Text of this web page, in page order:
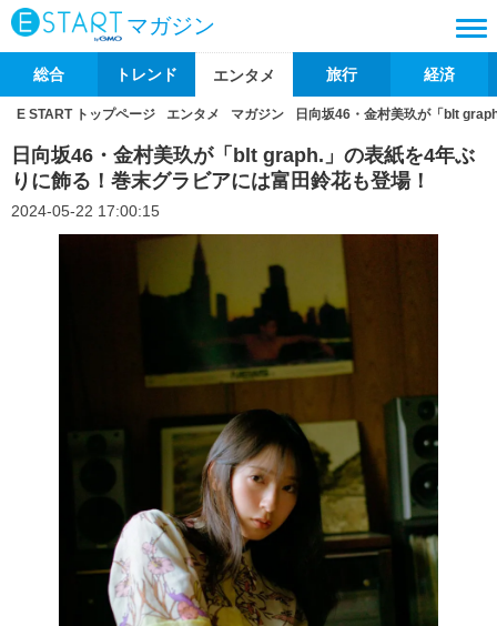
マガジン
総合 トレンド エンタメ 旅行 経済
E START トップページ エンタメ マガジン 日向坂46・金村美玖が「blt
日向坂46・金村美玖が「blt graph.」の表紙を4年ぶ
りに飾る！巻末グラビアには富田鈴花も登場！
2024-05-22 17:00:15